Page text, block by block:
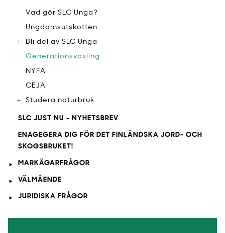
Vad gör SLC Unga?
Ungdomsutskotten
Bli del av SLC Unga
Generationsväxling
NYFA
CEJA
Studera naturbruk
SLC JUST NU - NYHETSBREV
ENAGEGERA DIG FÖR DET FINLÄNDSKA JORD- OCH
SKOGSBRUKET!
MARKÄGARFRÅGOR
VÄLMÅENDE
JURIDISKA FRÅGOR